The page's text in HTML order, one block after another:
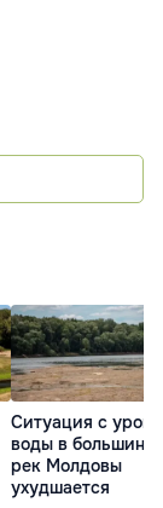
Ситуация с
воды в
рек Молдовы
ухудшается